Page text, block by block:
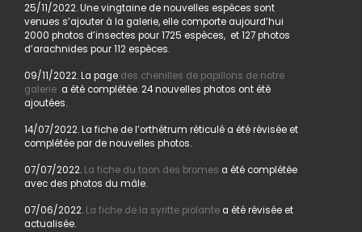
25/11/2022. Une vingtaine de nouvelles espèces sont
venues s’ajouter à la galerie, elle comporte aujourd’hui
2000 photos d’insectes pour 1725 espèces, et 127 photos
d’arachnides pour 112 espèces.
09/11/2022. La page des chenilles de papillons de notre
galerie a été complétée. 24 nouvelles photos ont été
ajoutées.
14/07/2022. La fiche de l’orthétrum réticulé a été révisée et
complétée par de nouvelles photos.
07/07/2022. La fiche du taon des bromes a été complétée
avec des photos du mâle.
07/06/2022. La fiche de la syritte piolantea été révisée et
actualisée.